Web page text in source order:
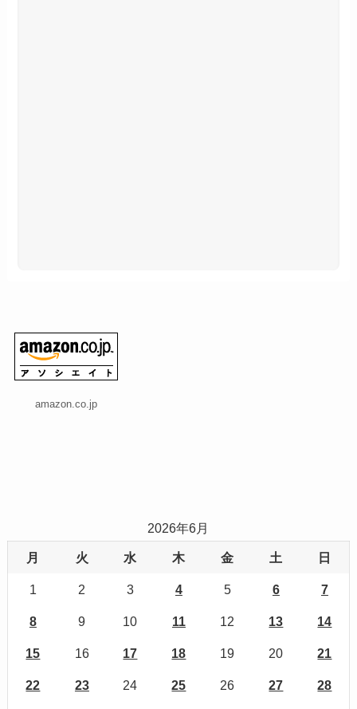
amazon.co.jp
2026年6月
月 火 水 木 金 土 日
1 2 3 4 5 6 7
8 9 10 11 12 13 14
15 16 17 18 19 20 21
22 23 24 25 26 27 28